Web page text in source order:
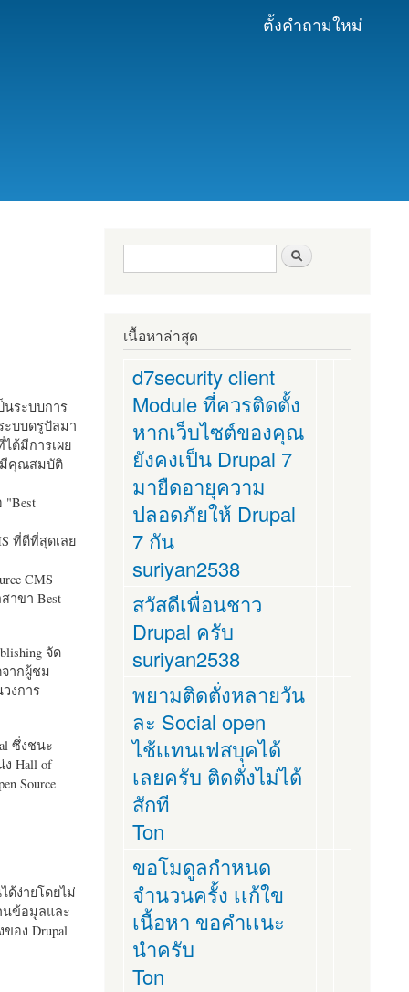
ตั้งคำถามใหม่
นระบบการ
ะบบดรูปัลมา
ด้มีการเผย
มีคุณสมบัติ
"Best
ที่ดีที่สุดเลย
CMS
าขา Best
จัด
ากผู้ชม
งการ
ซึ่งชนะ
Hall of
Source
ด้ง่ายโดยไม่
นข้อมูลและ
อง Drupal
ฟอร์มค้นหา
เนื้อหาล่าสุด
d7security client
Module ที่ควรติดตั้ง
หากเว็บไซต์ของคุณ
ยังคงเป็น Drupal 7
มายืดอายุความ
ปลอดภัยให้ Drupal
7 กัน
suriyan2538
สวัสดีเพื่อนชาว
Drupal ครับ
suriyan2538
พยามติดตั่งหลายวัน
ละ Social open
ไช้เเทนเฟสบุคได้
เลยครับ ติดตั่งไม่ได้
สักที
Ton
ขอโมดูลกำหนด
จำนวนครั้ง เเก้ใข
เนื้อหา ขอคำเเนะ
นำครับ
Ton